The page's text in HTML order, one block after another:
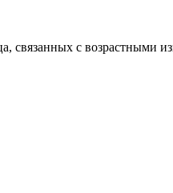
связанных с возрастными